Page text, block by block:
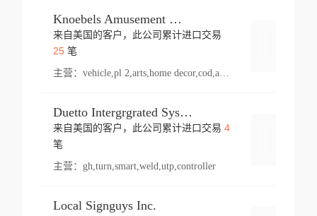
Knoebels Amusement Resort
来自美国的客户，此公司累计进口交易
25笔
主营： vehicle,pl 2,arts,home decor,cod,amusement ride,sea
Duetto Intergrgrated Systems Inc.
来自美国的客户，此公司累计进口交易 4
笔
主营： gh,turn,smart,weld,utp,controller
Local Signguys Inc.